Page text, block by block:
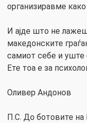
организиравме
И ајде што не
македонските
самиот себе и уште
Ете тоа е за
Оливер Андонов
П.С. До ботовите на